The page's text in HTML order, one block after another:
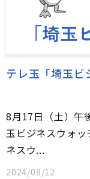
テレ玉「埼玉ビ
8月17日（土）午
玉ビジネスウォ
ネスウ...
2024/08/12